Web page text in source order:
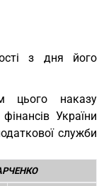
з дня його
цього наказу
України
служби